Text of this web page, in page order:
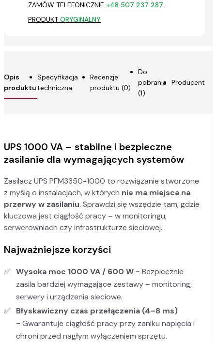
ZAMÓW TELEFONICZNIE +48 507 237 287
PRODUKT ORYGINALNY
Opis
produktu
Do
pobrania
(1)
Specyfikacja
techniczna
Producent
Recenzje
produktu (0)
UPS 1000 VA – stabilne i bezpieczne
zasilanie dla wymagających systemów
Zasilacz UPS PFM3350-1000 to rozwiązanie stworzone
z myślą o instalacjach, w których nie ma miejsca na
przerwy w zasilaniu. Sprawdzi się wszędzie tam, gdzie
kluczowa jest ciągłość pracy – w monitoringu,
serwerowniach czy infrastrukturze sieciowej.
Najważniejsze korzyści
Wysoka moc 1000 VA / 600 W - Bezpiecznie
zasila bardziej wymagające zestawy – monitoring,
serwery i urządzenia sieciowe.
Błyskawiczny czas przełączenia (4–8 ms)
- Gwarantuje ciągłość pracy przy zaniku napięcia i
chroni przed nagłym wyłączeniem sprzętu.